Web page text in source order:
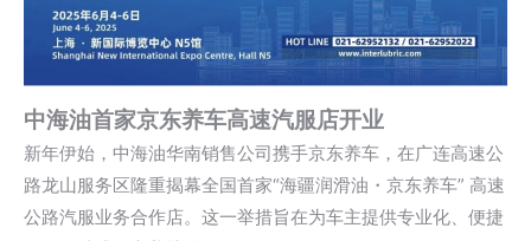
中海油首家京东养车高速汽服店开业
新年伊始，中海油华南销售公司携手京东养车，在广连高速公
路龙山服务区隆重揭幕全国首家“海疆润滑油・京东养车” 高速
公路汽服业务合作店。这一举措旨在为车主提供专业化、便捷